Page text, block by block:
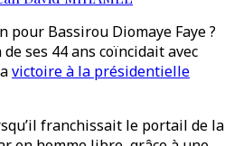
pour Bassirou Diomaye Faye ?
ses 44 ans coïncidait avec
victoire à la présidentielle
franchissait le portail de la